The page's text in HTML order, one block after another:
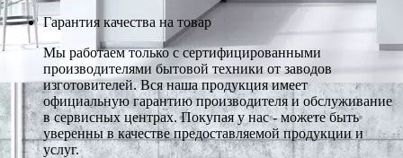
Гарантия качества на товар
Мы работаем только с сертифицированными
производителями бытовой техники от заводов
изготовителей. Вся наша продукция имеет
официальную гарантию производителя и обслуживание
в сервисных центрах. Покупая у нас - можете быть
уверенны в качестве предоставляемой продукции и
услуг.